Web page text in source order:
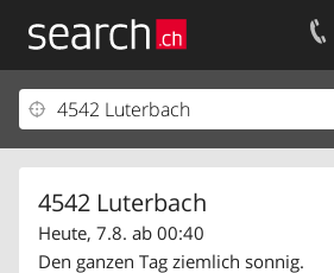
4542 Luterbach
Heute, 7.8. ab 00:40
Den ganzen Tag ziemlich sonnig.
Ihr Eintrag
Kundencenter Geschäftskunden